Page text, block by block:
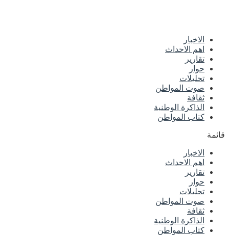
الاخبار
اهم الاحداث
تقارير
حوار
تحليلات
صوت المواطن
ثقافة
الذاكرة الوطنية
كتاب المواطن
قائمة
الاخبار
اهم الاحداث
تقارير
حوار
تحليلات
صوت المواطن
ثقافة
الذاكرة الوطنية
كتاب المواطن